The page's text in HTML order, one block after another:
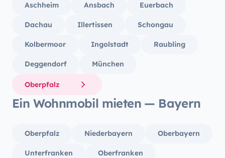
Aschheim Ansbach Euerbach
Dachau Illertissen Schongau
Kolbermoor Ingolstadt Raubling
Deggendorf München
Oberpfalz
Ein Wohnmobil mieten — Bayern
Oberpfalz Niederbayern Oberbayern
Unterfranken Oberfranken